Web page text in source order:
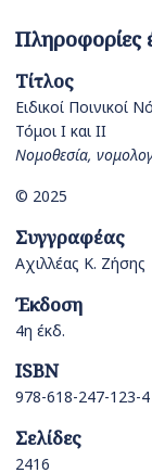
Πληροφορίες
Τίτλος
Ειδικοί Ποινικοί
Τόμοι Ι και ΙΙ
Νομοθεσία,
© 2025
Συγγραφέας
Αχιλλέας Κ. Ζήσης
Έκδοση
4η έκδ.
ISBN
978-618-247-123-4
Σελίδες
2416